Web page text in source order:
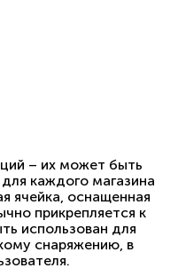
– их может быть
каждого магазина
ячейка, оснащенная
прикрепляется к
использован для
снаряжению, в